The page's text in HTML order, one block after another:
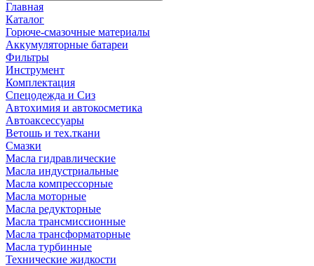
Главная
Каталог
Горюче-смазочные материалы
Аккумуляторные батареи
Фильтры
Инструмент
Комплектация
Спецодежда и Сиз
Автохимия и автокосметика
Автоаксессуары
Ветошь и тех.ткани
Смазки
Масла гидравлические
Масла индустриальные
Масла компрессорные
Масла моторные
Масла редукторные
Масла трансмиссионные
Масла трансформаторные
Масла турбинные
Технические жидкости